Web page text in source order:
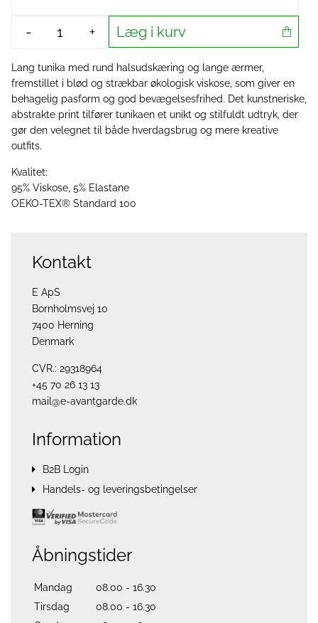
- + Læg i kurv
Lang tunika med rund halsudskæring og lange ærmer,
fremstillet i blød og strækbar økologisk viskose, som giver en
behagelig pasform og god bevægelsesfrihed. Det kunstneriske,
abstrakte print tilfører tunikaen et unikt og stilfuldt udtryk, der
gør den velegnet til både hverdagsbrug og mere kreative
outfits.
Kvalitet:
95% Viskose, 5% Elastane
OEKO-TEX® Standard 100
Kontakt
E ApS
Bornholmsvej 10
7400 Herning
Denmark
CVR.: 29318964
+45 70 26 13 13
mail@e-avantgarde.dk
Information
B2B Login
Handels- og leveringsbetingelser
Åbningstider
Mandag
08.00 - 16.30
Tirsdag
08.00 - 16.30